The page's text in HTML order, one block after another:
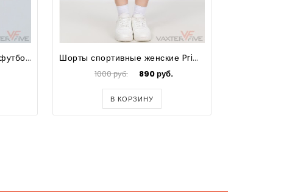
Футболка спортивная для футбола для девочек Prima Шорты спортивные женские Prima
1000 руб. 890 руб.
В КОРЗИНУ